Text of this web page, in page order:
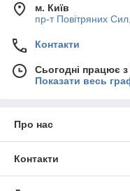
м. Київ
пр-т Повiтряних
Контакти
Сьогодні працює
Показати весь
Про нас
Контакти